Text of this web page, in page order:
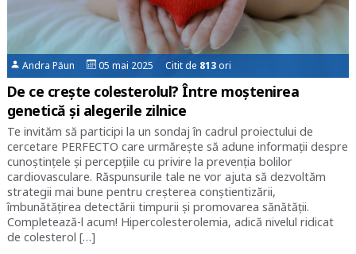
Andra Păun 05 mai 2025 Citit de 813ori
De ce crește colesterolul? Între moștenirea
genetică și alegerile zilnice
Te invităm să participi la un sondaj în cadrul proiectului de
cercetare PERFECTO care urmărește să adune informații despre
cunoștințele și percepțiile cu privire la prevenția bolilor
cardiovasculare. Răspunsurile tale ne vor ajuta să dezvoltăm
strategii mai bune pentru creșterea conștientizării,
îmbunătățirea detectării timpurii și promovarea sănătății.
Completează-l acum! Hipercolesterolemia, adică nivelul ridicat
de colesterol […]